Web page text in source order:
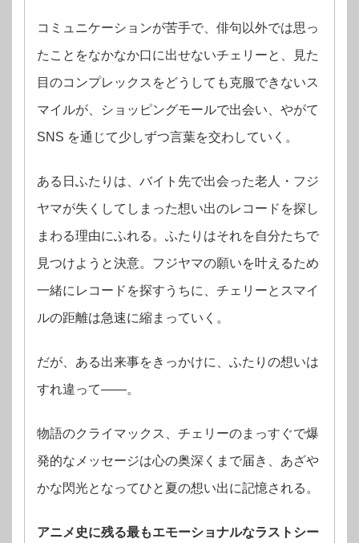
コミュニケーションが苦⼿で、俳句以外では思っ
たことをなかなか⼝に出せないチェリーと、⾒た
⽬のコンプレックスをどうしても克服できないス
マイルが、ショッピングモールで出会い、やがて
SNS を通じて少しずつ⾔葉を交わしていく。
ある⽇ふたりは、バイト先で出会った⽼⼈・フジ
ヤマが失くしてしまった想い出のレコードを探し
まわる理由にふれる。ふたりはそれを⾃分たちで
⾒つけようと決意。フジヤマの願いを叶えるため
⼀緒にレコードを探すうちに、チェリーとスマイ
ルの距離は急速に縮まっていく。
だが、ある出来事をきっかけに、ふたりの想いは
すれ違って――。
物語のクライマックス、チェリーのまっすぐで爆
発的なメッセージは⼼の奥深くまで届き、あざや
かな閃光となってひと夏の想い出に記憶される。
アニメ史に残る最もエモーショナルなラストシー